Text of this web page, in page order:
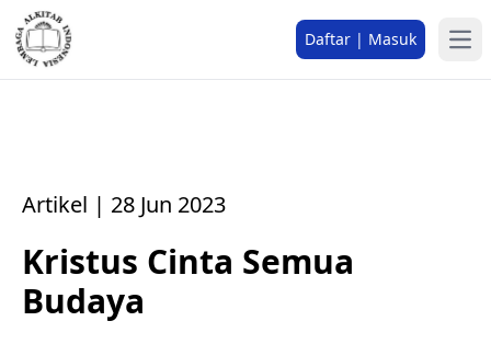
Daftar | Masuk
Artikel | 28 Jun 2023
Kristus Cinta Semua
Budaya